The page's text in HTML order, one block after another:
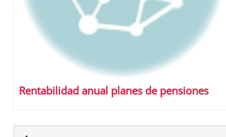
Rentabilidad anual planes de pensiones